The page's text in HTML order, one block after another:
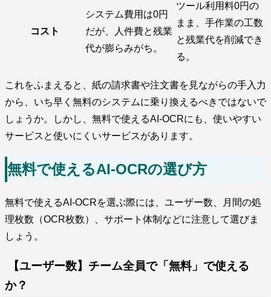
コスト
システム費用は0円
だが、人件費と残業
代が膨らみがち。
ツール利用料0円の
まま、手作業の工数
と残業代を削減でき
る。
これをふまえると、紙の請求書や注文書を見ながらの手入力
から、いち早く無料のシステムに乗り換えるべきではないで
しょうか。しかし、無料で使えるAI-OCRにも、使いやすい
サービスと使いにくいサービスがあります。
無料で使えるAI-OCRの選び方
無料で使えるAI-OCRを選ぶ際には、ユーザー数、月間の処
理枚数（OCR枚数）、サポート体制などに注意して選びま
しょう。
【ユーザー数】チーム全員で「無料」で使える
か？